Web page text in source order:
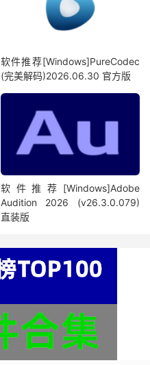
软件推荐[Windows]PureCodec
(完美解码)2026.06.30 官方版
软件推荐[Windows]Adobe
Audition 2026 (v26.3.0.079)
直装版